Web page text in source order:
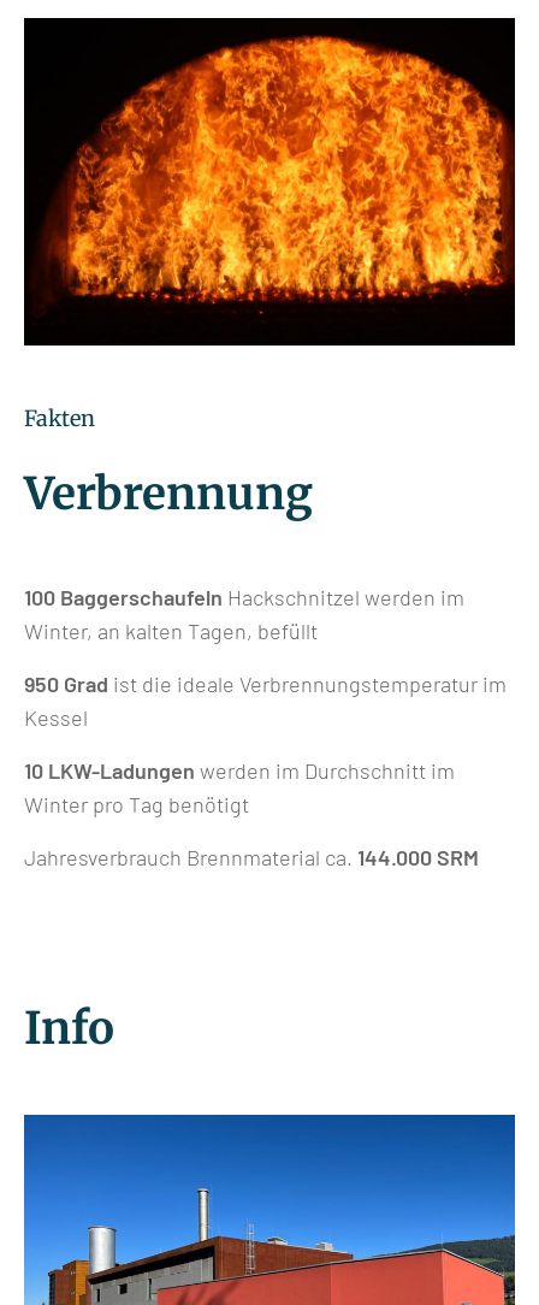
Fakten
Verbrennung
100 Baggerschaufeln Hackschnitzel werden im
Winter, an kalten Tagen, befüllt
950 Grad ist die ideale Verbrennungstemperatur im
Kessel
10 LKW-Ladungen werden im Durchschnitt im
Winter pro Tag benötigt
Jahresverbrauch Brennmaterial ca. 144.000 SRM
Info